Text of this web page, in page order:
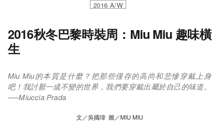
2016 A/W
2016秋冬巴黎時裝周：Miu Miu 趣味橫
生
Miu Miu的本質是什麼？把那些僅存的高尚和悲慘穿戴上身
吧！我討厭一成不變的世界，我們要穿戴出屬於自己的味道。
──Miuccia Prada
文／吳國瑋 圖／MIU MIU